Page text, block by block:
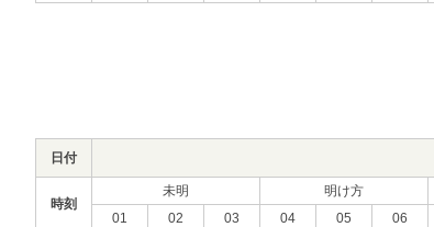
日付
時刻
未明 明け方
01
02 03 04 05 06